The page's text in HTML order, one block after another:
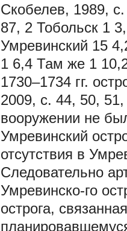
Скобелев, 1989,
87, 2 Тобольск 1
Умревинский 15
1 6,4 Там же 1
1730–1734 гг.
2009, с. 44, 50, 51,
вооружении не
Умревинский
отсутствия в
Следовательно
Умревинско-го
острога,